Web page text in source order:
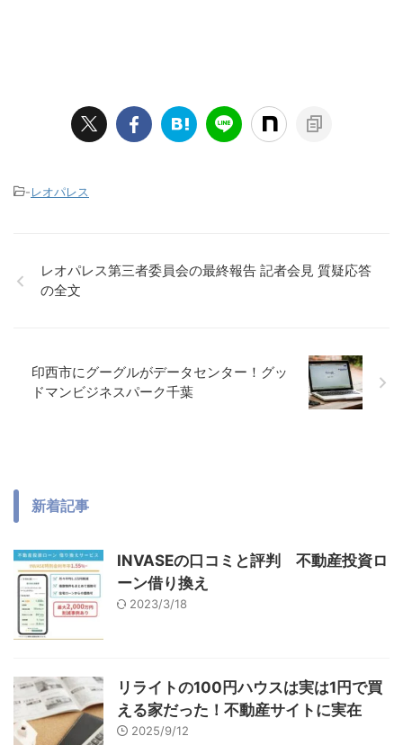
-レオパレス
レオパレス第三者委員会の最終報告 記者会見 質疑応答
の全文
印西市にグーグルがデータセンター！グッ
ドマンビジネスパーク千葉
新着記事
INVASEの口コミと評判 不動産投資ロ
ーン借り換え
2023/3/18
リライトの100円ハウスは実は1円で買
える家だった！不動産サイトに実在
2025/9/12